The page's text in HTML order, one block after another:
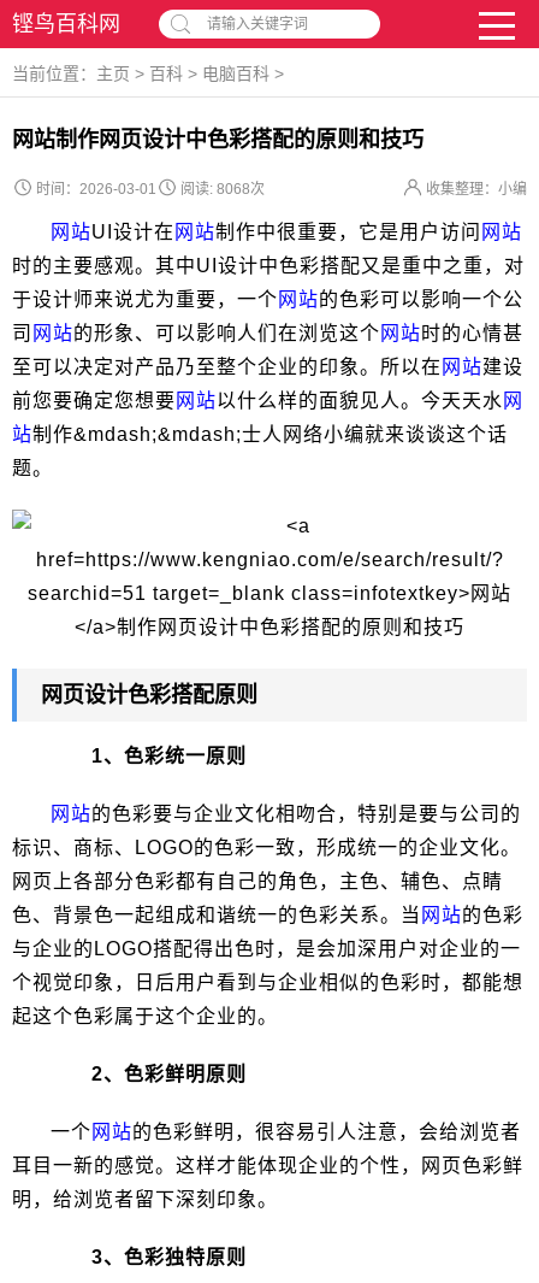
铿鸟百科网 请输入关键字词
当前位置： 主页 > 百科 > 电脑百科 >
网站制作网页设计中色彩搭配的原则和技巧
时间：2026-03-01 收集整理：小编
阅读: 8068次
网站UI设计在 网站制作中很重要，它是用户访问 网站
时的主要感观。其中UI设计中色彩搭配又是重中之重，对
于设计师来说尤为重要，一个 网站的色彩可以影响一个公
司 网站的形象、可以影响人们在浏览这个 网站时的心情甚
至可以决定对产品乃至整个企业的印象。所以在 网站建设
前您要确定您想要 网站以什么样的面貌见人。今天天水 网
站制作&mdash;&mdash;士人网络小编就来谈谈这个话
题。
网页设计色彩搭配原则
1、色彩统一原则
网站的色彩要与企业文化相吻合，特别是要与公司的
标识、商标、LOGO的色彩一致，形成统一的企业文化。
网页上各部分色彩都有自己的角色，主色、辅色、点睛
色、背景色一起组成和谐统一的色彩关系。当 网站的色彩
与企业的LOGO搭配得出色时，是会加深用户对企业的一
个视觉印象，日后用户看到与企业相似的色彩时，都能想
起这个色彩属于这个企业的。
2、色彩鲜明原则
一个 网站的色彩鲜明，很容易引人注意，会给浏览者
耳目一新的感觉。这样才能体现企业的个性，网页色彩鲜
明，给浏览者留下深刻印象。
3、色彩独特原则